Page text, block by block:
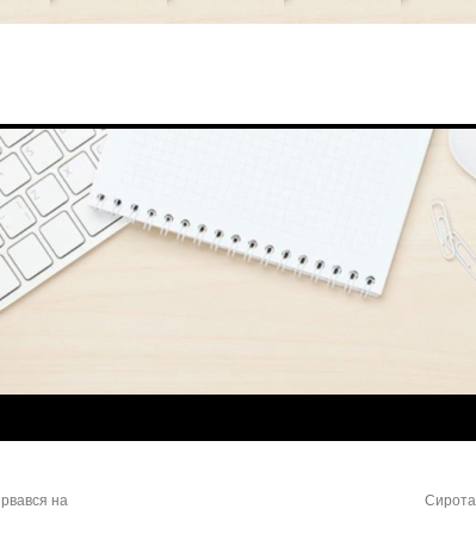
на
Сирота